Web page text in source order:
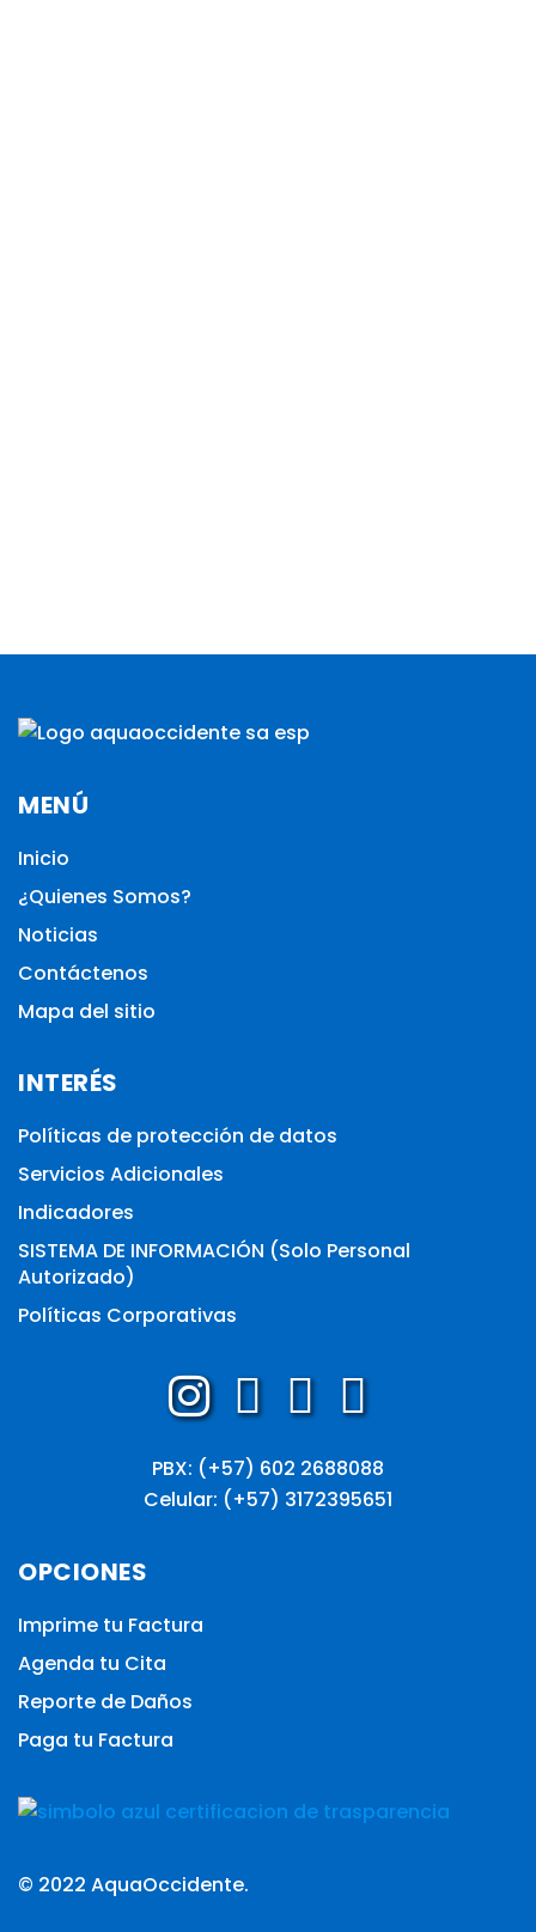
MENÚ
Inicio
¿Quienes Somos?
Noticias
Contáctenos
Mapa del sitio
INTERÉS
Políticas de protección de datos
Servicios Adicionales
Indicadores
SISTEMA DE INFORMACIÓN (Solo Personal
Autorizado)
Políticas Corporativas
PBX: (+57) 602 2688088
Celular: (+57) 3172395651
OPCIONES
Imprime tu Factura
Agenda tu Cita
Reporte de Daños
Paga tu Factura
© 2022 AquaOccidente.